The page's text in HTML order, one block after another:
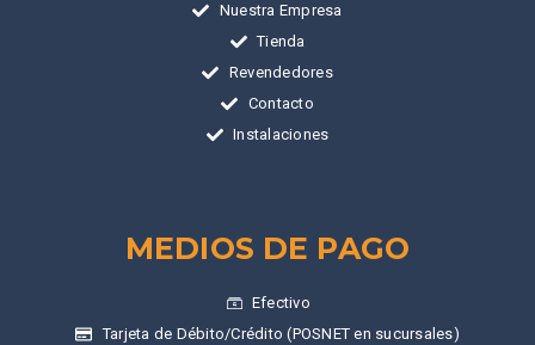
Nuestra Empresa
Tienda
Revendedores
Contacto
Instalaciones
MEDIOS DE PAGO
Efectivo
Tarjeta de Débito/Crédito (POSNET en sucursales)